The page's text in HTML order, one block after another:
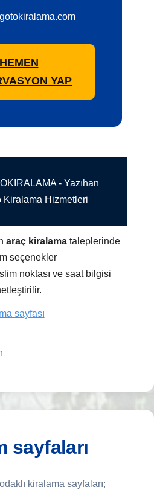
HEMEN
YAP
- Yazıhan
Kiralama Hizmetleri
araç kiralama taleplerinde
seçenekler
noktası ve saat bilgisi
sayfası
sayfaları
kiralama sayfaları;